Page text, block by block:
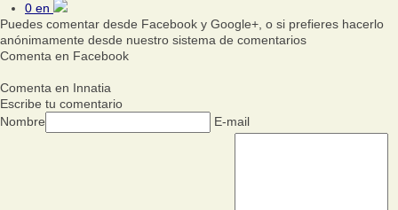
0 en
Puedes comentar desde Facebook y Google+, o si prefieres hacerlo
anónimamente desde nuestro sistema de comentarios
Comenta en Facebook
Comenta en Innatia
Escribe tu comentario
Nombre
E-mail